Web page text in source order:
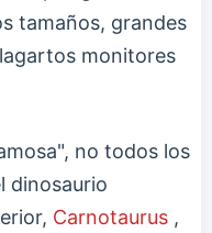
tamaños, grandes
monitores
no todos los
dinosaurio
Carnotaurus ,